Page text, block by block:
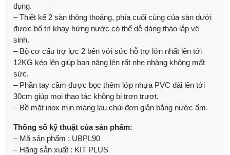
dụng.
– Thiết kế 2 sàn thông thoáng, phía cuối cùng của sàn dưới
được bố trí khay hứng nước có thể dễ dàng tháo lắp vệ
sinh.
– Bộ cơ cấu trợ lực 2 bên với sức hỗ trợ lớn nhất lên tới
12KG kéo lên giúp bạn nâng lên rất nhẹ nhàng không mất
sức.
– Phần tay cầm được bọc thêm lớp nhựa PVC dài lên tới
30cm giúp mọi thao tác không bị trơn trượt.
– Bề mặt inox mịn màng lau chùi đơn giản bằng nước ấm.
Thông số kỹ thuật của sản phẩm:
– Mã sản phẩm : UBPL90
– Hãng sản xuất : KIT PLUS